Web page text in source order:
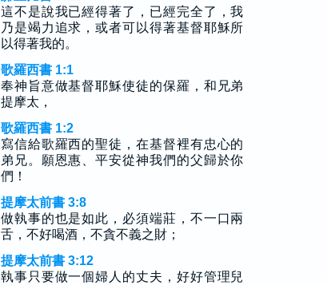
這不是說我已經得著了，已經完全了，我
乃是竭力追求，或者可以得著基督耶穌所
以得著我的。
歌羅西書 1:1
奉神旨意做基督耶穌使徒的保羅，和兄弟
提摩太，
歌羅西書 1:2
寫信給歌羅西的聖徒，在基督裡有忠心的
弟兄。願恩惠、平安從神我們的父歸於你
們！
提摩太前書 3:8
做執事的也是如此，必須端莊，不一口兩
舌，不好喝酒，不貪不義之財；
提摩太前書 3:12
執事只要做一個婦人的丈夫，好好管理兒